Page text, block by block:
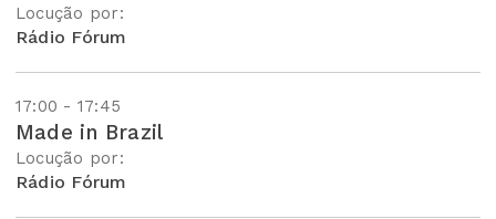
Locução por:
Rádio Fórum
17:00 - 17:45
Made in Brazil
Locução por:
Rádio Fórum